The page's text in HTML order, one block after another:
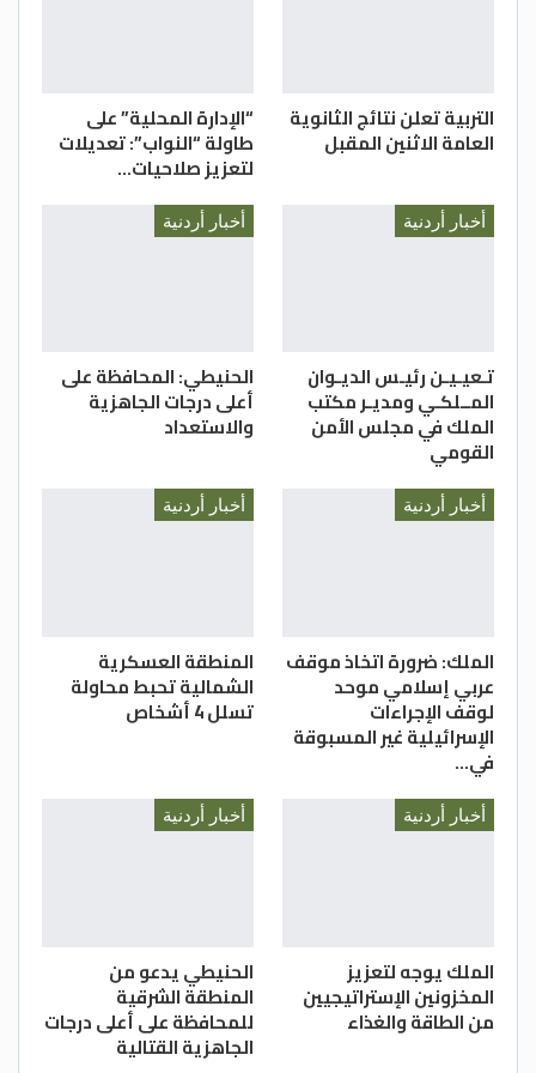
التربية تعلن نتائج الثانوية
العامة الاثنين المقبل
“الإدارة المحلية” على
طاولة “النواب”: تعديلات
لتعزيز صلاحيات…
أخبار أردنية
تـعيـيـن رئيـس الديـوان
المــلكـي ومديـر مكتب
الملك في مجلس الأمن
القومي
أخبار أردنية
الحنيطي: المحافظة على
أعلى درجات الجاهزية
والاستعداد
أخبار أردنية
الملك: ضرورة اتخاذ موقف
عربي إسلامي موحد
لوقف الإجراءات
الإسرائيلية غير المسبوقة
في…
أخبار أردنية
المنطقة العسكرية
الشمالية تحبط محاولة
تسلل 4 أشخاص
أخبار أردنية
الملك يوجه لتعزيز
المخزونين الإستراتيجيين
من الطاقة والغذاء
أخبار أردنية
الحنيطي يدعو من
المنطقة الشرقية
للمحافظة على أعلى درجات
الجاهزية القتالية